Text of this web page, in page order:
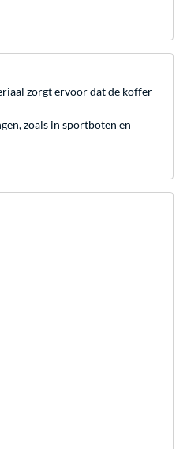
zorgt ervoor dat de koffer
zoals in sportboten en